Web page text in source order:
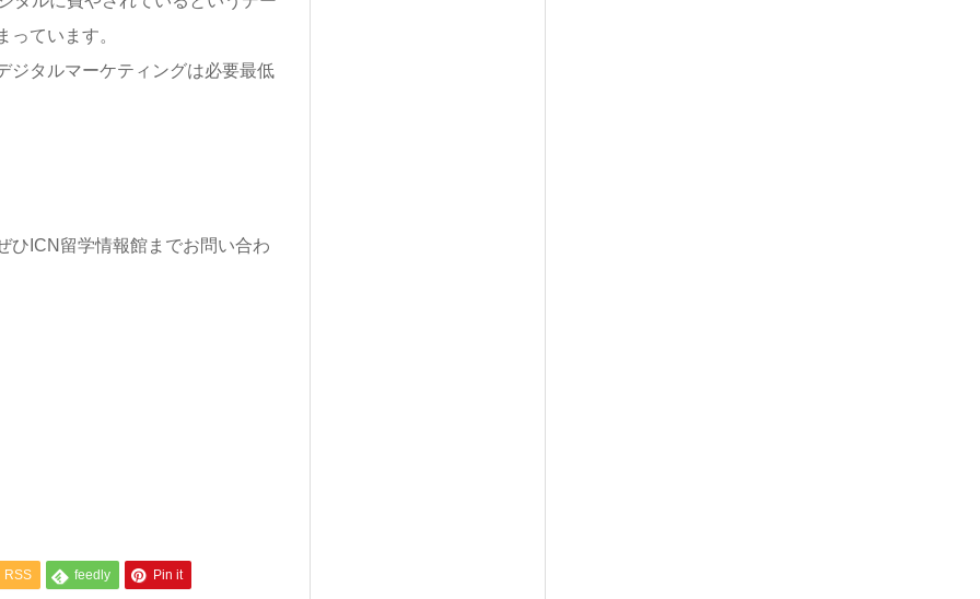
ています。
ジタルマーケティングは必要最低
ひICN留学情報館までお問い合わ
RSS feedly Pin it